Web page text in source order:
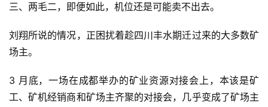
三、两毛二，即便如此，机位还是可能卖不出去。
刘翔所说的情况，正困扰着趁四川丰水期迁过来的大多数矿
场主。
3 月底，一场在成都举办的矿业资源对接会上，本该是矿
工、矿机经销商和矿场主齐聚的对接会，几乎变成了矿场主